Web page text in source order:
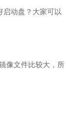
启动盘？大家可以
像文件比较大，所